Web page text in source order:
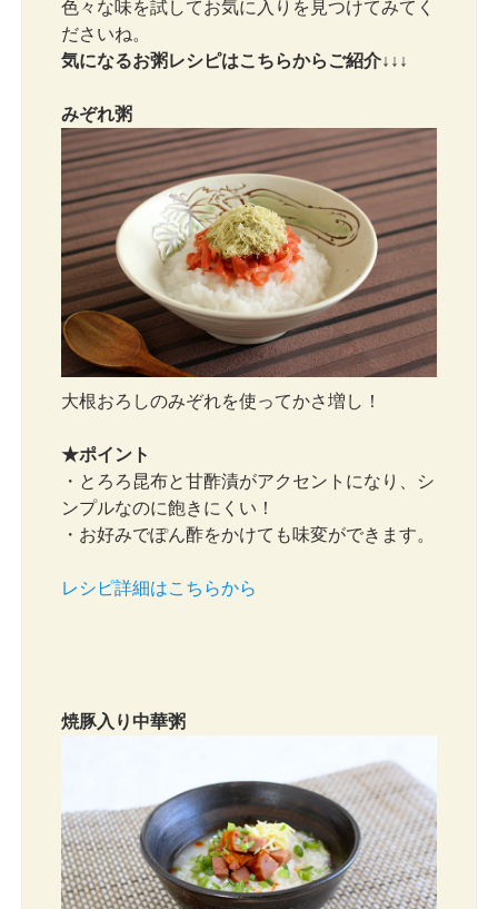
色々な味を試してお気に入りを見つけてみてく
ださいね。
気になるお粥レシピはこちらからご紹介↓↓↓
みぞれ粥
大根おろしのみぞれを使ってかさ増し！
★ポイント
・とろろ昆布と甘酢漬がアクセントになり、シ
ンプルなのに飽きにくい！
・お好みでぽん酢をかけても味変ができます。
レシピ詳細はこちらから
焼豚入り中華粥